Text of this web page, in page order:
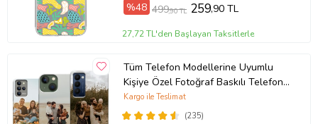
%48 499,90 TL 259,90 TL
27,72 TL'den Başlayan Taksitlerle
Tüm Telefon Modellerine Uyumlu
Kişiye Özel Fotoğraf Baskılı Telefon
Kılıfı
(235)
Kargo ile Teslimat